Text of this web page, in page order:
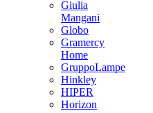
Giulia
Mangani
Globo
Gramercy
Home
GruppoLampe
Hinkley
HIPER
Horizon